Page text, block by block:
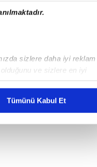
sizlere daha iyi reklam
ve sizlere en iyi
karşılamak
kullanılmaktadır. Bu
sunulması
ve sizlere yönelik
Tümünü Kabul Et